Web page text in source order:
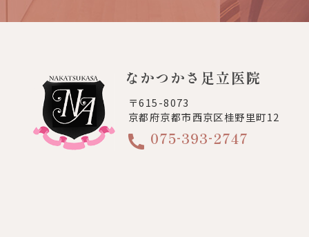
なかつかさ足立医院
〒615-8073
京都府京都市西京区桂野里町12
075-393-2747